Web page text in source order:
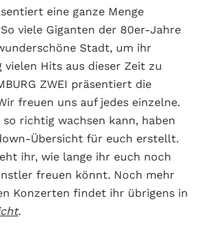
eine ganze Menge
viele Giganten der 80er-Jahre
Stadt, um ihr
Hits aus dieser Zeit zu
ZWEI präsentiert die
freuen uns auf jedes einzelne.
richtig wachsen kann, haben
Übersicht für euch erstellt.
ihr, wie lange ihr euch noch
freuen könnt. Noch mehr
Konzerten findet ihr übrigens in
.